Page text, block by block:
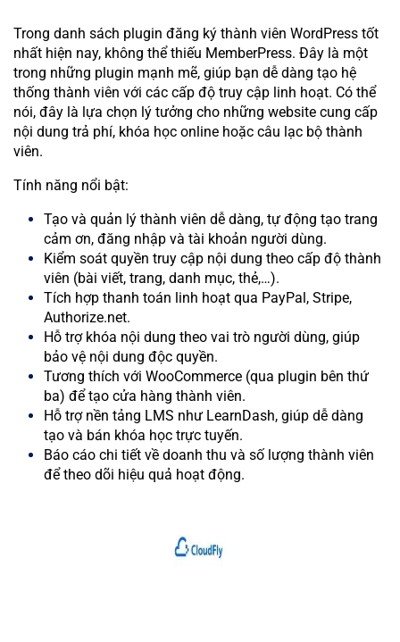
Trong danh sách plugin đăng ký thành viên WordPress tốt
nhất hiện nay, không thể thiếu MemberPress. Đây là một
trong những plugin mạnh mẽ, giúp bạn dễ dàng tạo hệ
thống thành viên với các cấp độ truy cập linh hoạt. Có thể
nói, đây là lựa chọn lý tưởng cho những website cung cấp
nội dung trả phí, khóa học online hoặc câu lạc bộ thành
viên.
Tính năng nổi bật:
Tạo và quản lý thành viên dễ dàng, tự động tạo trang
cảm ơn, đăng nhập và tài khoản người dùng.
Kiểm soát quyền truy cập nội dung theo cấp độ thành
viên (bài viết, trang, danh mục, thẻ,…).
Tích hợp thanh toán linh hoạt qua PayPal, Stripe,
Authorize.net.
Hỗ trợ khóa nội dung theo vai trò người dùng, giúp
bảo vệ nội dung độc quyền.
Tương thích với WooCommerce (qua plugin bên thứ
ba) để tạo cửa hàng thành viên.
Hỗ trợ nền tảng LMS như LearnDash, giúp dễ dàng
tạo và bán khóa học trực tuyến.
Báo cáo chi tiết về doanh thu và số lượng thành viên
để theo dõi hiệu quả hoạt động.